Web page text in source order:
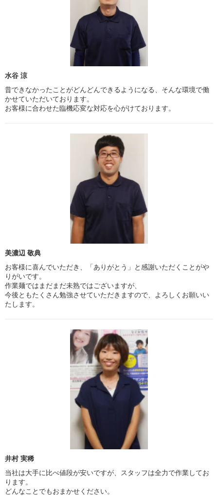
水谷 涼
昔できなかったことがどんどんできるようになる、そんな環境で働
かせていただいております。
お客様に合わせた臨機応変な対応を心がけております。
美濃辺 敬典
お客様に喜んでいただき、「ありがとう」と感謝いただくことがや
りがいです。
作業麺ではまだまだ未熟ではございますが、
今後ともたくさん勉強させていただきますので、よろしくお願いい
たします。
井村 実稀
当社は大手に比べ値段が安いですが、スタッフは全力で作業してお
ります。
どんなことでもおまかせください。